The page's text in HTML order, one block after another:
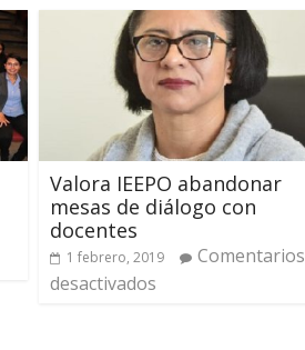
Valora IEEPO abandonar
mesas de diálogo con
docentes
1 febrero, 2019
Comentarios
desactivados